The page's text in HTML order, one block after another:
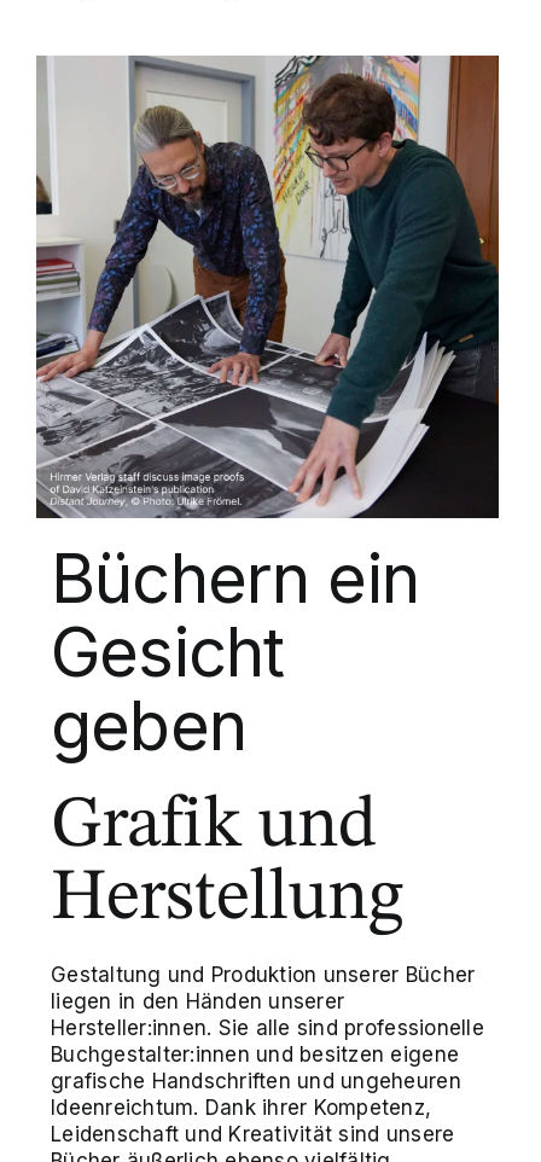
Büchern ein
Gesicht
geben
Grafik und
Herstellung
Gestaltung und Produktion unserer Bücher
liegen in den Händen unserer
Hersteller:innen. Sie alle sind professionelle
Buchgestalter:innen und besitzen eigene
grafische Handschriften und ungeheuren
Ideenreichtum. Dank ihrer Kompetenz,
Leidenschaft und Kreativität sind unsere